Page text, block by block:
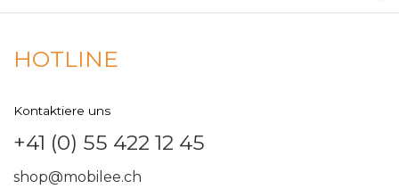
HOTLINE
Kontaktiere uns
+41 (0) 55 422 12 45
shop@mobilee.ch